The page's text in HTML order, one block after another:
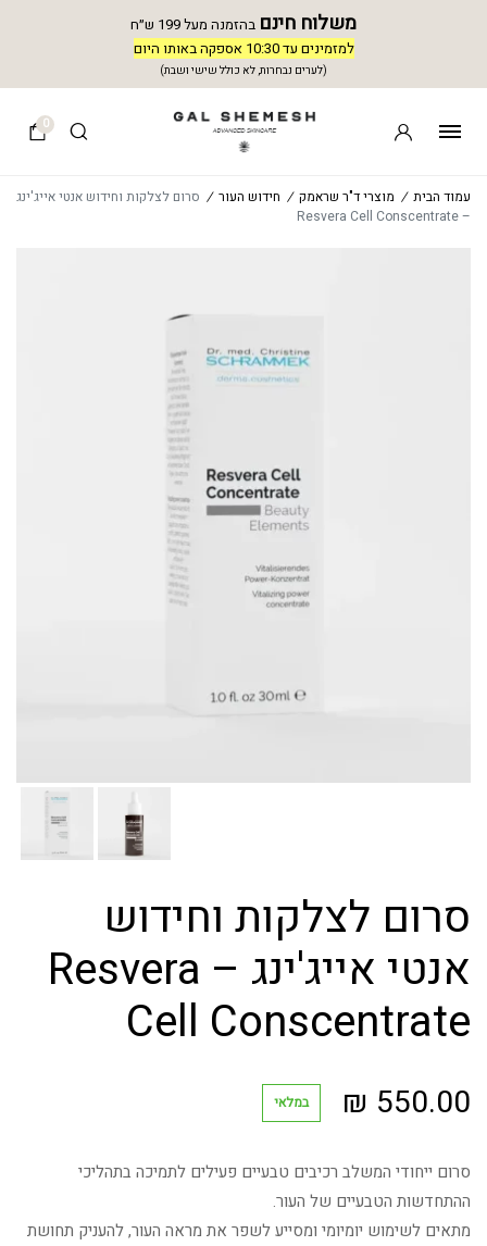
משלוח חינם בהזמנה מעל 199 ש״ח
למזמינים עד 10:30 אספקה באותו היום
(לערים נבחרות, לא כולל שישי ושבת)
0
עמוד הבית / מוצרי ד"ר שראמק / חידוש העור / סרום לצלקות וחידוש אנטי אייג'ינג
– Resvera Cell Conscentrate
סרום לצלקות וחידוש
אנטי אייג'ינג – Resvera
Cell Conscentrate
550.00
₪ במלאי
סרום ייחודי המשלב רכיבים טבעיים פעילים לתמיכה בתהליכי
ההתחדשות הטבעיים של העור.
מתאים לשימוש יומיומי ומסייע לשפר את מראה העור, להעניק תחושת